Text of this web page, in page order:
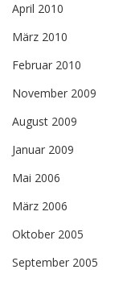
April 2010
März 2010
Februar 2010
November 2009
August 2009
Januar 2009
Mai 2006
März 2006
Oktober 2005
September 2005